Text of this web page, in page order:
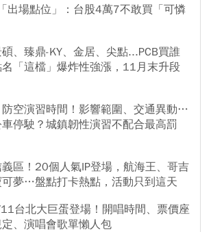
出場點位」：台股4萬7不敢買「可憐
、臻鼎-KY、金居、尖點...PCB買誰
「這檔」爆炸性強漲，11月末升段
空演習時間！影響範圍、交通異動…
停駛？城鎮韌性演習不配合最高罰
區！20個人氣IP登場，航海王、哥吉
夢…盤點打卡熱點，活動只到這天
台北大巨蛋登場！開唱時間、票價座
、演唱會歌單懶人包